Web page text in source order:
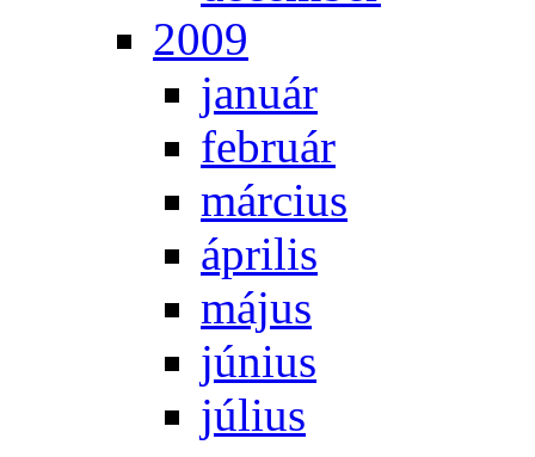
2009
ja­nu­ár
feb­ru­ár
már­ci­us
áp­ri­lis
má­jus
jú­ni­us
jú­li­us